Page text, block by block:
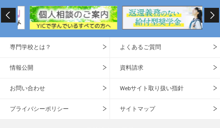
専門学校とは？ よくあるご質問
情報公開 資料請求
お問い合わせ Webサイト取り扱い指針
プライバシーポリシー サイトマップ